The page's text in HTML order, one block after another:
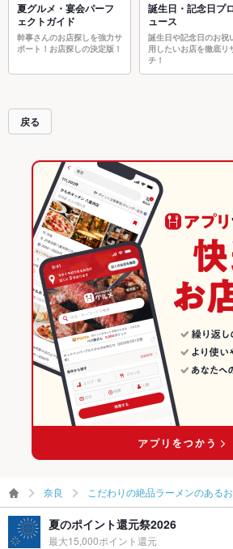
夏グルメ・宴会パーフ
ェクトガイド
幹事さんのお店探しを強力サ
ポート！お店探しの決定版！
誕生日・記念日プ
ュース
誕生日や記念日のお祝
用したいお店を徹底リ
チ！
戻る
奈良 こだわりの絶品ラーメンのある
夏のポイント還元祭2026
最大15,000ポイント還元